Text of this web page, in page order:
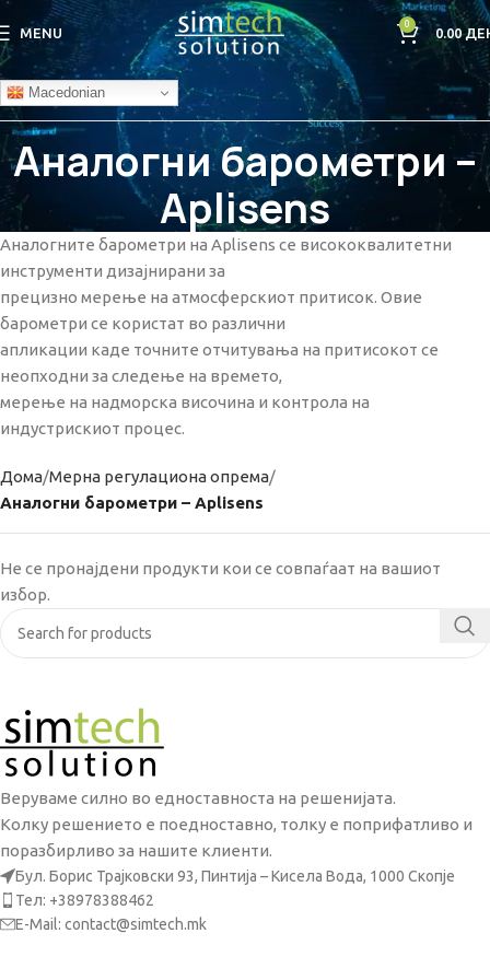
MENU
0
0.00
Macedonian
Аналогни барометри –
Aplisens
Аналогните барометри на Aplisens се висококвалитетни
инструменти дизајнирани за
прецизно мерење на атмосферскиот притисок. Овие
барометри се користат во различни
апликации каде точните отчитувања на притисокот се
неопходни за следење на времето,
мерење на надморска височина и контрола на
индустрискиот процес.
Дома Мерна регулациона опрема
Аналогни барометри – Aplisens
Не се пронајдени продукти кои се совпаѓаат на вашиот
избор.
Веруваме силно во едноставноста на решенијата.
Колку решението е поедноставно, толку е поприфатливо и
поразбирливо за нашите клиенти.
Бул. Борис Трајковски 93, Пинтија – Кисела Вода, 1000 Скопје
Тел: +38978388462
E-Mail: contact@simtech.mk